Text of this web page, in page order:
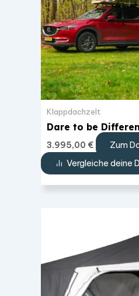
Klappdachzelt
Dare to be
3.995,00 €
Zum
Vergleiche deine